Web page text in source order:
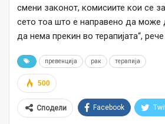
смени законот, комисиите кои се
сето тоа што е направено да може
да нема прекин во терапијата“,
превенција рак терапија
500
Сподели Facebook